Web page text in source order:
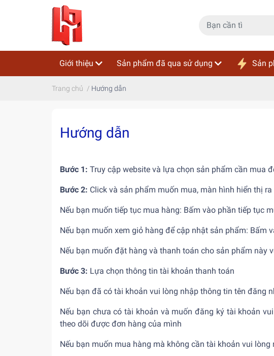
Giới thiệu Sản phẩm đã qua sử dụng Sản
Trang chủ / Hướng dẫn
Hướng dẫn
Bước 1: Truy cập website và lựa chọn sản phẩm cần mua
Bước 2: Click và sản phẩm muốn mua, màn hình hiển thị
Nếu bạn muốn tiếp tục mua hàng: Bấm vào phần tiếp tục
Nếu bạn muốn xem giỏ hàng để cập nhật sản phẩm: Bấm
Nếu bạn muốn đặt hàng và thanh toán cho sản phẩm này
Bước 3: Lựa chọn thông tin tài khoản thanh toán
Nếu bạn đã có tài khoản vui lòng nhập thông tin tên đăng
Nếu bạn chưa có tài khoản và muốn đăng ký tài khoản
theo dõi được đơn hàng của mình
Nếu bạn muốn mua hàng mà không cần tài khoản vui